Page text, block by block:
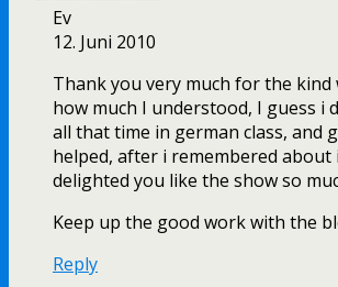
Ev
12. Juni 2010
Thank you very much for the kind
how much I understood, I guess i
all that time in german class, and
helped, after i remembered about
delighted you like the show so
Keep up the good work with the
Reply